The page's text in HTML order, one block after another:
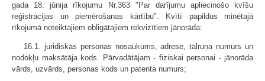
gada 18. jūnija rīkojumu Nr.363 "Par darījumu apliecinošo kvīšu
reģistrācijas un piemērošanas kārtību". Kvītī papildus minētajā
rīkojumā noteiktajiem obligātajiem rekvizītiem jānorāda:
16.1. juridiskās personas nosaukums, adrese, tālruņa numurs un
nodokļu maksātāja kods. Pārvadātājam - fiziskai personai - jānorāda
vārds, uzvārds, personas kods un patenta numurs;